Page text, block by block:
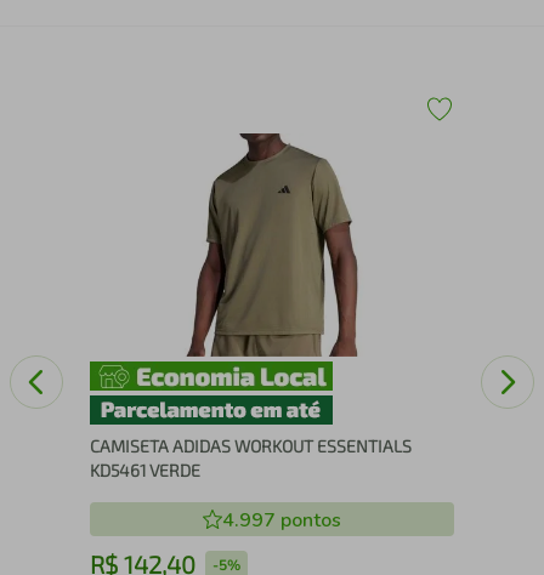
CAMISETA ADIDAS WORKOUT ESSENTIALS
KD5461 VERDE
4.997 pontos
R$ 142,40 -5%